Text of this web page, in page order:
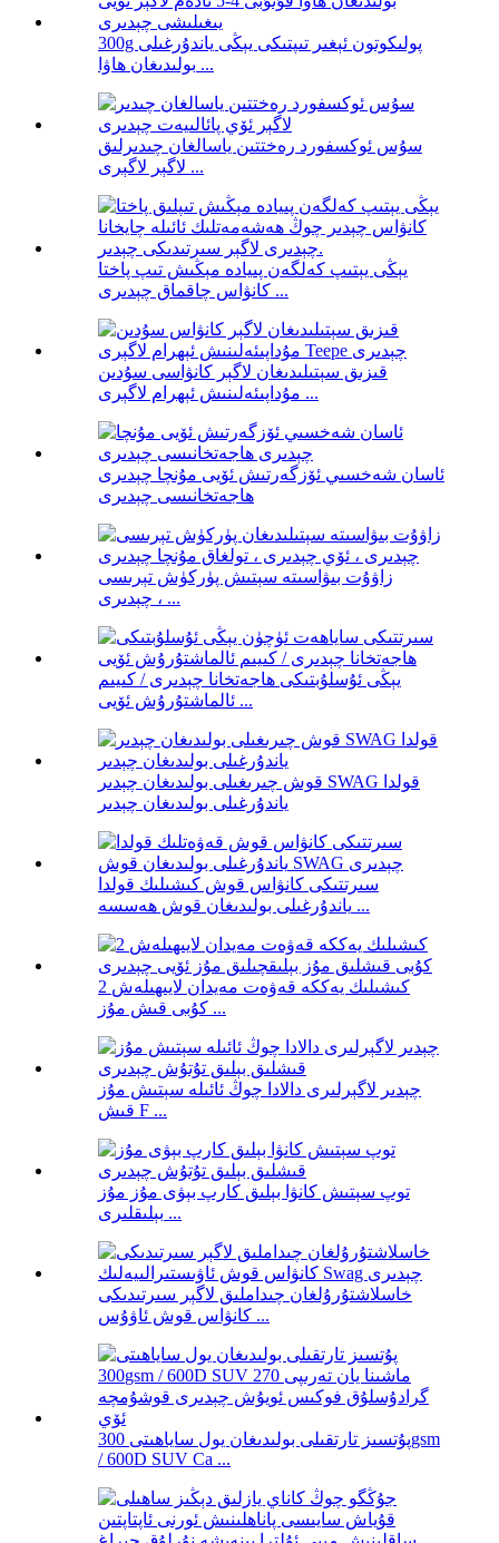
300g پولىكوتون ئېغىر تىپتىكى يېڭى ياندۇرغىلى
بولىدىغان ھاۋا ...
سۇس ئوكسفورد رەختتىن ياسالغان چىدىرلىق
لاگېر لاگېرى ...
يېڭى يېتىپ كەلگەن پىيادە مېڭىش تىپ پاختا
كانۋاس چاقماق چېدىرى ...
قىزىق سېتىلىدىغان لاگېر كانۋاسى سۇدىن
مۇداپىئەلىنىش ئېھرام لاگېرى ...
ئاسان شەخسىي ئۆزگەرتىش ئۆيى مۇنچا چېدىرى
ھاجەتخانىسى چېدىرى
زاۋۇت بىۋاسىتە سېتىش پۈركۈش تېرىسى
چېدىرى ، ...
يېڭى ئۇسلۇبتىكى ھاجەتخانا چېدىرى / كىيىم
ئالماشتۇرۇش ئۆيى ...
قوش چىرىغىلى بولىدىغان چېدىر SWAG قولدا
ياندۇرغىلى بولىدىغان چېدىر
سىرتتىكى كانۋاس قوش كىشىلىك قولدا
ياندۇرغىلى بولىدىغان قوش ھەسسە ...
2 كىشىلىك يەككە قەۋەت مەيدان لايىھىلەش
كۇبى قىش مۇز ...
چېدىر لاگېرلىرى دالادا چوڭ ئائىلە سېتىش مۇز
قىش F ...
توپ سېتىش كانۋا بېلىق كارپ بېۋى مۇز مۇز
بېلىقلىرى ...
خاسلاشتۇرۇلغان چىداملىق لاگېر سىرتىدىكى
كانۋاس قوش ئاۋۇس ...
پۇتسىز تارتقىلى بولىدىغان يول ساياھىتى 300gsm
/ 600D SUV Ca ...